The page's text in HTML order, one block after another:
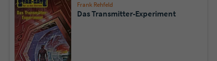
Frank Rehfeld
Das Transmitter-Experiment